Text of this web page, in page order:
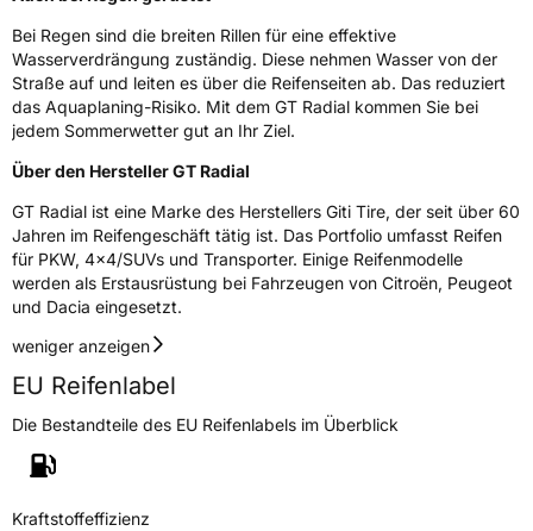
3PMSF / Schneeflockensymbol / Alpine-Symbol
EisgripNein
EPREL ID2140186
Deutschland GmbH Hollerithallee 18a 30419
Hannover Germany,
label.information@eu.giti.com
Bei Regen sind die breiten Rillen für eine effektive
Wasserverdrängung zuständig. Diese nehmen Wasser von der
Straße auf und leiten es über die Reifenseiten ab. Das reduziert
das Aquaplaning-Risiko. Mit dem GT Radial kommen Sie bei
jedem Sommerwetter gut an Ihr Ziel.
Über den Hersteller GT Radial
GT Radial ist eine Marke des Herstellers Giti Tire, der seit über 60
Jahren im Reifengeschäft tätig ist. Das Portfolio umfasst Reifen
für PKW, 4x4/SUVs und Transporter. Einige Reifenmodelle
werden als Erstausrüstung bei Fahrzeugen von Citroën, Peugeot
und Dacia eingesetzt.
weniger anzeigen
EU Reifenlabel
Die Bestandteile des EU Reifenlabels im Überblick
Kraftstoffeffizienz